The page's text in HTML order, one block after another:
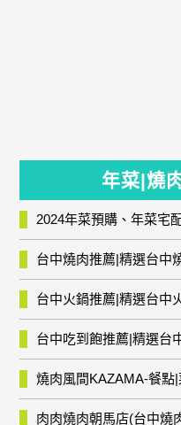
年菜|燒
台中燒肉推薦|精選台中
台中吃到飽推薦|精選台
燒肉風間KAZAMA-餐點
肉肉燒肉朝馬店(台中燒